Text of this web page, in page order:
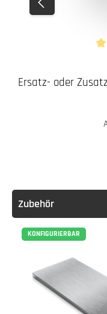
Ersatz- oder
Zubehör
KONFIGURIERBAR